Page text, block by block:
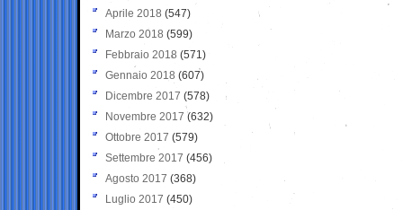
Aprile 2018 (547)
Marzo 2018 (599)
Febbraio 2018 (571)
Gennaio 2018 (607)
Dicembre 2017 (578)
Novembre 2017 (632)
Ottobre 2017 (579)
Settembre 2017 (456)
Agosto 2017 (368)
Luglio 2017 (450)